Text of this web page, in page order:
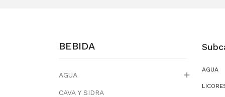
BEBIDA
AGUA 
CAVA Y SIDRA
AGUA